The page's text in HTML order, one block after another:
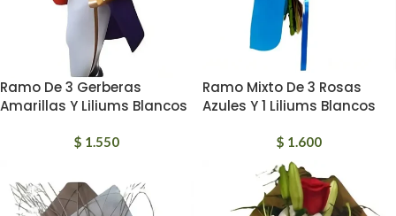
Ramo De 3 Gerberas
Amarillas Y Liliums Blancos
$ 1.550
Ramo Mixto De 3 Rosas
Azules Y 1 Liliums Blancos
$ 1.600